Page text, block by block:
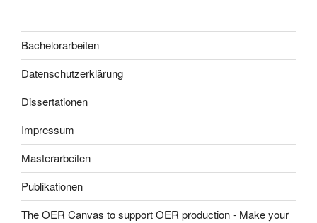
Bachelorarbeiten
Datenschutzerklärung
Dissertationen
Impressum
Masterarbeiten
Publikationen
The OER Canvas to support OER production - Make your